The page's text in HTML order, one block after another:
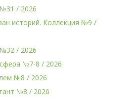
/ 2026
историй. Коллекция №9 /
/ 2026
№7-8 / 2026
№8 / 2026
№8 / 2026